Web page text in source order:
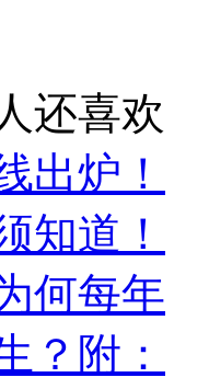
还喜欢
出炉！
知道！
何每年
？附：